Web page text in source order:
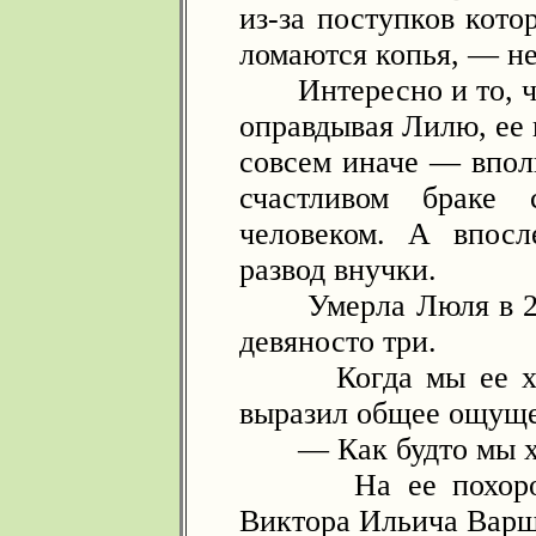
из-за поступков
ломаются копья, —
Интересно и то,
оправдывая Лилю, ее
совсем иначе —
счастливом
человеком. А
развод внучки.
Умерла Люля в
девяносто три.
Когда мы ее
выразил общее
— Как будто мы
На ее
Виктора Ильича